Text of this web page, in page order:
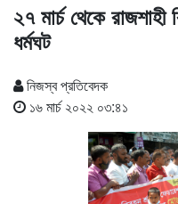
২৭ মার্চ থেকে রাজশাহী
ধর্মঘট
নিজস্ব প্রতিবেদক
১৬ মার্চ ২০২২ ০৩:৪১